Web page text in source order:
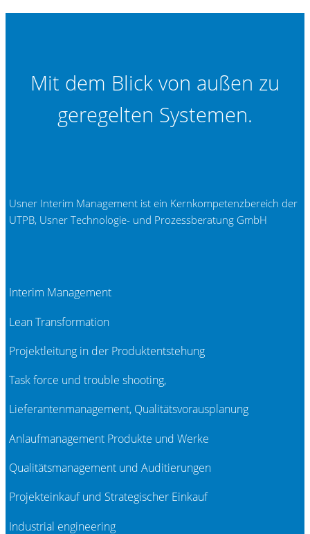
Mit dem Blick von außen zu
geregelten Systemen.
Usner Interim Management ist ein Kernkompetenzbereich der
UTPB, Usner Technologie- und Prozessberatung GmbH
Interim Management
Lean Transformation
Projektleitung in der Produktentstehung
Task force und trouble shooting,
Lieferantenmanagement, Qualitätsvorausplanung
Anlaufmanagement Produkte und Werke
Qualitätsmanagement und Auditierungen
Projekteinkauf und Strategischer Einkauf
Industrial engineering